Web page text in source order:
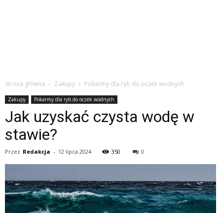
Strona główna Zakupy Pokarmy dla ryb do oczek wodnych
Zakupy Pokarmy dla ryb do oczek wodnych
Jak uzyskać czysta wodę w
stawie?
Przez Redakcja - 12 lipca 2024 350 0